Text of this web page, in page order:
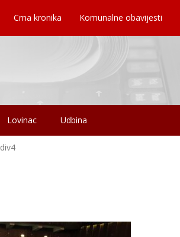
Crna kronika Komunalne obavijesti
Lovinac Udbina
div4